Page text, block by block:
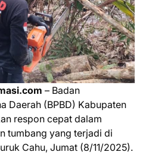
– Badan
Daerah (BPBD) Kabupaten
respon cepat dalam
tumbang yang terjadi di
Cahu, Jumat (8/11/2025).